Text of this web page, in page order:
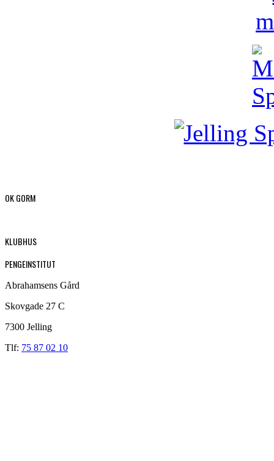
OK GORM
KLUBHUS
PENGEINSTITUT
Abrahamsens Gård
Skovgade 27 C
7300 Jelling
Tlf: 75 87 02 10